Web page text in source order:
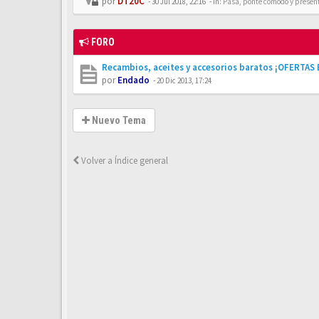
FORO
Recambios, aceites y accesorios baratos ¡OFERTAS
porEndado -20 Dic 2013, 17:24
Nuevo Tema
Volver a Índice general